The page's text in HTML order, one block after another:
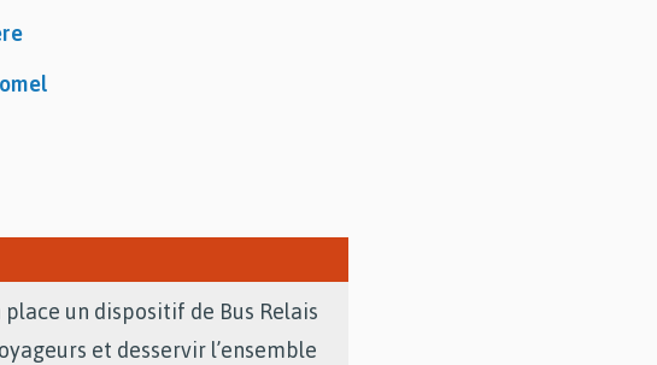
un dispositif de Bus Relais
et desservir l’ensemble